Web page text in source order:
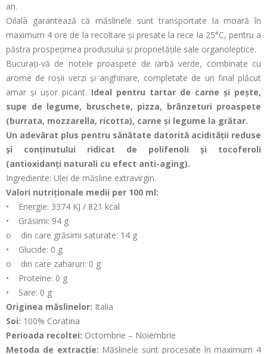
an.
Oilalà garantează că măslinele sunt transportate la moară în
maximum 4 ore de la recoltare și presate la rece la 25°C, pentru a
păstra prospețimea produsului și proprietățile sale organoleptice.
Bucurați-vă de notele proaspete de iarbă verde, combinate cu
arome de roșii verzi și anghinare, completate de un final plăcut
amar și ușor picant. Ideal pentru tartar de carne și pește,
supe de legume, bruschete, pizza, brânzeturi proaspete
(burrata, mozzarella, ricotta), carne și legume la grătar.
Un adevărat plus pentru sănătate datorită acidității reduse
și conținutului ridicat de polifenoli și tocoferoli
(antioxidanți naturali cu efect anti-aging).
Ingrediente: Ulei de măsline extravirgin.
Valori nutriționale medii per 100 ml:
• Energie: 3374 KJ / 821 kcal
• Grăsimi: 94 g
o din care grăsimi saturate: 14 g
• Glucide: 0 g
o din care zaharuri: 0 g
• Proteine: 0 g
• Sare: 0 g
Originea măslinelor: Italia
Soi: 100% Coratina
Perioada recoltei: Octombrie – Noiembrie
Metoda de extracție: Măslinele sunt procesate în maximum 4